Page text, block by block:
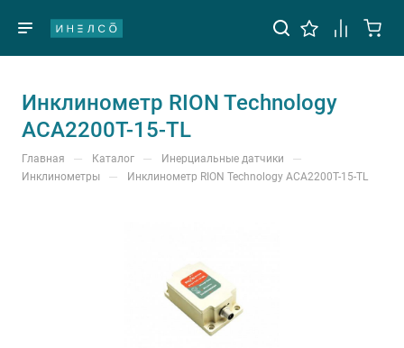
Инклинометр RION Technology
ACA2200T-15-TL
Главная — Каталог — Инерциальные датчики —
Инклинометры — Инклинометр RION Technology ACA2200T-15-TL